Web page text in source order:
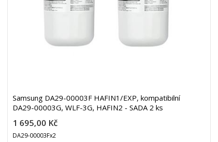
Samsung DA29-00003F HAFIN1/EXP, kompatibilní
DA29-00003G, WLF-3G, HAFIN2 - SADA 2 ks
1 695,00 Kč
DA29-00003Fx2